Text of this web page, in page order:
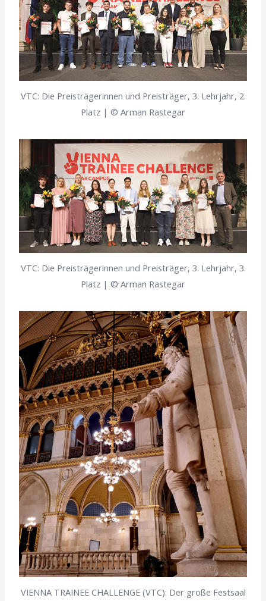
VTC: Die Preisträgerinnen und Preisträger, 3. Lehrjahr, 2.
Platz | © Arman Rastegar
VTC: Die Preisträgerinnen und Preisträger, 3. Lehrjahr, 3.
Platz | © Arman Rastegar
VIENNA TRAINEE CHALLENGE (VTC): Der große Festsaal